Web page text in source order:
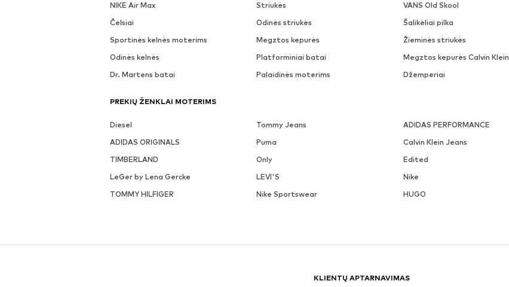
NIKE Air Max Striukės VANS Old Skool
Čelsiai
Odinės striukės Šalikėliai pilka
Sportinės kelnės moterims
Megztos kepurės Žieminės striukės
Odinės kelnės
Platforminiai batai Megztos kepurės Calvin Klein
Dr. Martens batai
Palaidinės moterims Džemperiai
PREKIŲ ŽENKLAI MOTERIMS
Diesel Tommy Jeans ADIDAS PERFORMANCE
ADIDAS ORIGINALS
Puma Calvin Klein Jeans
TIMBERLAND
Only Edited
LeGer by Lena Gercke
LEVI'S Nike
TOMMY HILFIGER
Nike Sportswear HUGO
KLIENTŲ APTARNAVIMAS